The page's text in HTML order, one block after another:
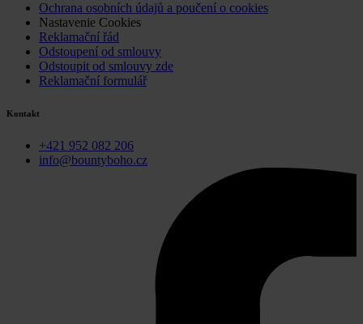
Ochrana osobních údajů a poučení o cookies
Nastavenie Cookies
Reklamační řád
Odstoupení od smlouvy
Odstoupit od smlouvy zde
Reklamační formulář
Kontakt
+421 952 082 206
info@bountyboho.cz